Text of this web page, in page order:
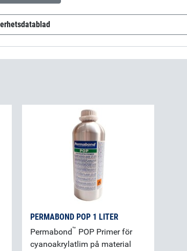
Permabond 737 (sv-SE)
PERMABOND POP 1 LITER
Permabond™ POP Primer för
cyanoakrylatlim på material